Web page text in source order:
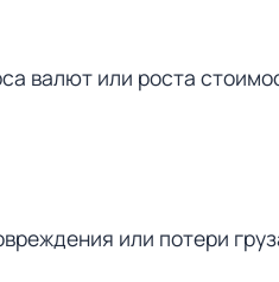
валют или роста
или потери